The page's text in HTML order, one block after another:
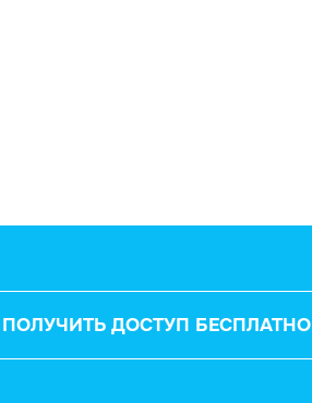
ПОЛУЧИТЬ ДОСТУП БЕСПЛАТНО